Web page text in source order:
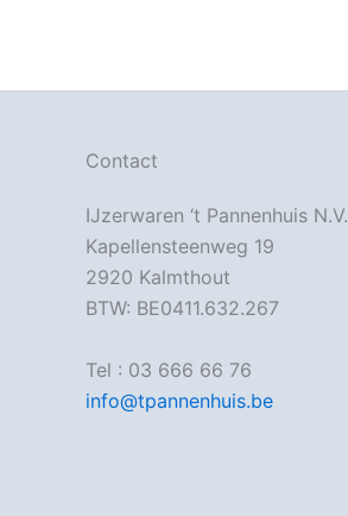
Contact
IJzerwaren ‘t Pannenhuis N.V.
Kapellensteenweg 19
2920 Kalmthout
BTW: BE0411.632.267
Tel : 03 666 66 76
info@tpannenhuis.be